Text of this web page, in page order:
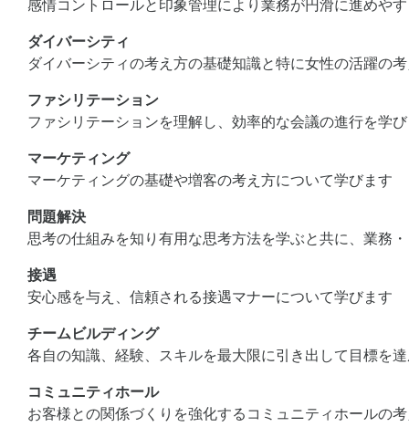
感情コントロールと印象管理により業務が円滑に進めや
ダイバーシティ
ダイバーシティの考え方の基礎知識と特に女性の活躍の
ファシリテーション
ファシリテーションを理解し、効率的な会議の進行を学
マーケティング
マーケティングの基礎や増客の考え方について学びます
問題解決
思考の仕組みを知り有用な思考方法を学ぶと共に、業務
接遇
安心感を与え、信頼される接遇マナーについて学びます
チームビルディング
各自の知識、経験、スキルを最大限に引き出して目標を
コミュニティホール
お客様との関係づくりを強化するコミュニティホールの